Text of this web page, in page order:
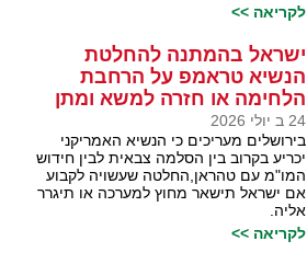
לקריאה >>
ישראל בהמתנה להחלטת
הנשיא טראמפ על הרחבת
הלחימה או חזרה למשא ומתן
24 ב יולי 2026
בירושלים מעריכים כי הנשיא האמריקני
יכריע בקרוב בין הסלמה צבאית לבין חידוש
המו"מ עם טהראן,החלטה שעשויה לקבוע
אם ישראל תישאר מחוץ למערכה או תיגרר
אליה.
לקריאה >>